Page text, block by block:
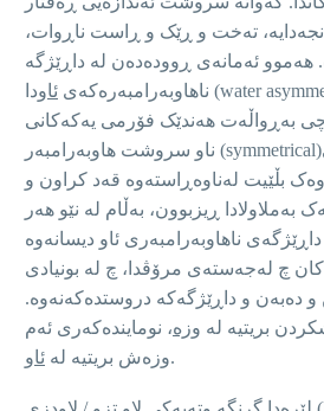
تەخت و ڕێک و ڕاست ناڕوات،
هەموو ئەمانەی ڕوودەدەن لە داڕێژگە
ناهاوبەرامبەرەکەی ئاودا (water asymmetrical pattern)، خۆی
بەڕواڵەت هەندێک فۆرمی یەکەکانی
ناو سروشت هاوبەرامبەر (symmetrical)ن، لەنێویاندا فۆرمی
بڵێیت لەناوەڕاستەوە قەد کراون و
بەملاولادا ڕیزبوون، بەڵام لە نێو هەر
ناهاوبەرامبەری ئاو دیسانەوە
چ لەجەستەی مرۆڤدا، چ لە بونیادی
و دەبەن و داڕێژگەکە دروستدەکەنەوە.
بریتیە لە وزە، نومایندەکەری ئەم
وزەش بریتیە لە ئاو .